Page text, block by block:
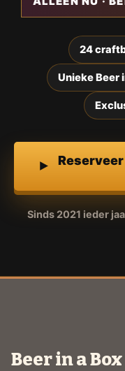
24
Unieke Beer
Sinds 2021 ieder
Beer in a Box